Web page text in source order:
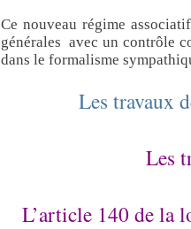
Ce nouveau régime
générales avec un contrôle
dans le formalisme
Les travaux
Les
L’article 140 de